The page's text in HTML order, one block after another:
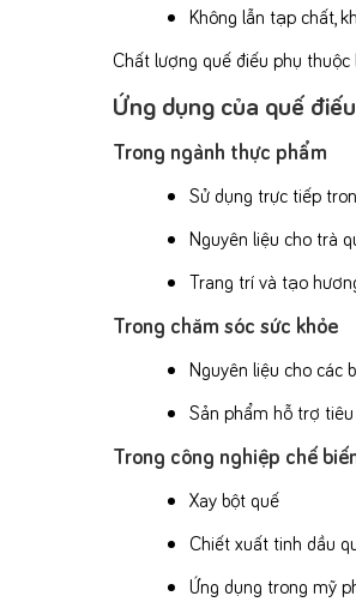
Không lẫn tạp chất,
Chất lượng quế điếu phụ thuộc
Ứng dụng của quế
Trong ngành thực phẩm
Sử dụng trực tiếp
Nguyên liệu cho trà
Trang trí và tạo
Trong chăm sóc sức khỏe
Nguyên liệu cho các
Sản phẩm hỗ trợ
Trong công nghiệp chế
Xay bột quế
Chiết xuất tinh dầu
Ứng dụng trong mỹ